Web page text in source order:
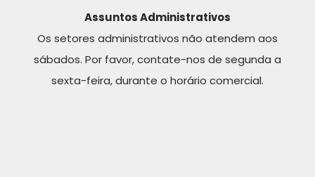
Assuntos Administrativos
Os setores administrativos não atendem aos
sábados. Por favor, contate-nos de segunda a
sexta-feira, durante o horário comercial.